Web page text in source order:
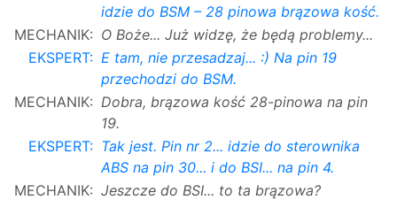
idzie do BSM – 28 pinowa brązowa kość.
MECHANIK: O Boże... Już widzę, że będą problemy...
EKSPERT: E tam, nie przesadzaj... :) Na pin 19
przechodzi do BSM.
MECHANIK: Dobra, brązowa kość 28-pinowa na pin
19.
EKSPERT: Tak jest. Pin nr 2... idzie do sterownika
ABS na pin 30... i do BSI... na pin 4.
MECHANIK: Jeszcze do BSI... to ta brązowa?